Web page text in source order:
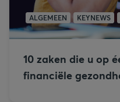
ALGEMEEN KEYNEWS
10 zaken die u op
financiële